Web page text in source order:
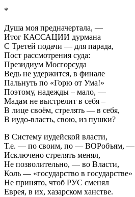
*
Душа моя предначертала, —
Итог КАССАЦИИ дурмана
С Третей подачи — для парада,
Пост рассмотрения суда:
Президиум Мосгорсуда
Ведь не удержится, в финале
Пальнуть по «Горю от Ума!»
Поэтому, надежды – мало, —
Мадам не выстрелит в себя –
В лице своём, стрелять — в себя,
В иудо-власть, свою, из пушки?
В Систему иудейской власти,
Т.е. — по своим, по — ВОРобъям, —
Исключено стрелять менял,
Не позволительно, — во Власти,
Коль — «государство в государстве»
Не принято, чтоб РУС сменял
Еврея, в их, хазарском ханстве.